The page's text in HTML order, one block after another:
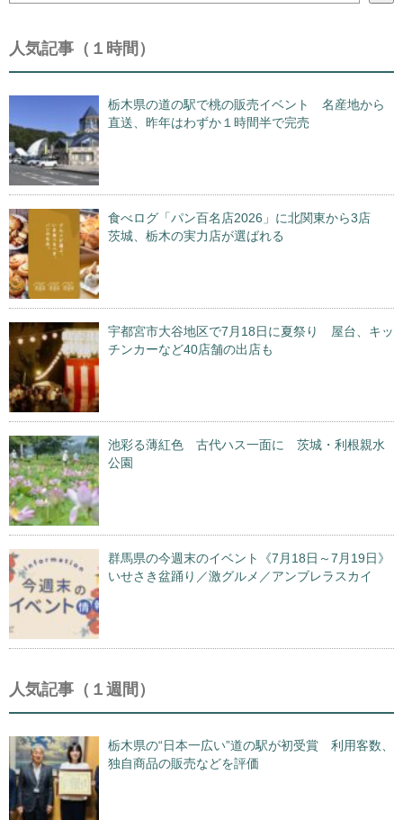
人気記事（１時間）
栃木県の道の駅で桃の販売イベント 名産地から
直送、昨年はわずか１時間半で完売
食べログ「パン百名店2026」に北関東から3店
茨城、栃木の実力店が選ばれる
宇都宮市大谷地区で7月18日に夏祭り 屋台、キッ
チンカーなど40店舗の出店も
池彩る薄紅色 古代ハス一面に 茨城・利根親水
公園
群馬県の今週末のイベント《7月18日～7月19日》
いせさき盆踊り／激グルメ／アンブレラスカイ
人気記事（１週間）
栃木県の“日本一広い”道の駅が初受賞 利用客数、
独自商品の販売などを評価